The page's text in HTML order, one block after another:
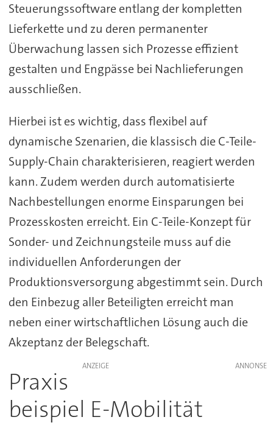
Steuerungssoftware entlang der kompletten
Lieferkette und zu deren permanenter
Überwachung lassen sich Prozesse effizient
gestalten und Engpässe bei Nachlieferungen
ausschließen.
Hierbei ist es wichtig, dass flexibel auf
dynamische Szenarien, die klassisch die C-Teile-
Supply-Chain charakterisieren, reagiert werden
kann. Zudem werden durch automatisierte
Nachbestellungen enorme Einsparungen bei
Prozesskosten erreicht. Ein C-Teile-Konzept für
Sonder- und Zeichnungsteile muss auf die
individuellen Anforderungen der
Produktionsversorgung abgestimmt sein. Durch
den Einbezug aller Beteiligten erreicht man
neben einer wirtschaftlichen Lösung auch die
Akzeptanz der Belegschaft.
ANZEIGE
Praxis
beispiel E-Mobilität